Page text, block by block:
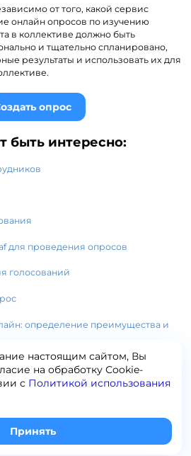
от того, какой сервис
онлайн опросов по изучению
в коллективе должно быть
и тщательно спланировано,
результаты и использовать их для
опрос
быть интересно:
для проведения опросов
голосований
определение преимущества и
info@testograf.ru
права защищены
настоящим сайтом, Вы
на обработку Сookie-
с Политикой использования
Принять